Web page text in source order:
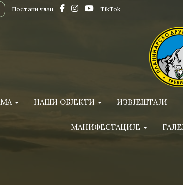
Постани члан TikTok
НАШИ ОБЈЕКТИ ИЗВЈЕШТАЈИ
МАНИФЕСТАЦИЈЕ